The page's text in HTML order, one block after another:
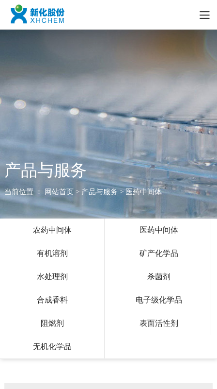
产品与服务
当前位置 ： 网站首页> 产品与服务 > 医药中间体
农药中间体 医药中间体
有机溶剂 矿产化学品
水处理剂 杀菌剂
合成香料 电子级化学品
阻燃剂 表面活性剂
无机化学品